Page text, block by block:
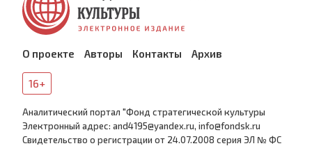
О проекте Авторы Контакты Архив
16+
Аналитический портал "Фонд стратегической культуры
Электронный адрес: and4195@yandex.ru, info@fondsk.ru
Cвидетельство о регистрации от 24.07.2008 серия ЭЛ № ФС